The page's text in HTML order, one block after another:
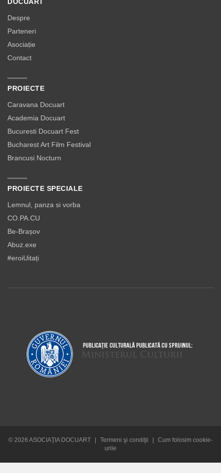
DOCUART
Despre
Parteneri
Asociație
Contact
PROIECTE
Caravana Docuart
Academia Docuart
Bucuresti Docuart Fest
Bucharest Art Film Festival
Brancusi Nocturn
PROIECTE SPECIALE
Lemnul, panza si vorba
CO.PA.CU
Be-Brașov
Abuz.exe
#eroiUitați
© 2026 ASOCIAŢIA DOCUART Termeni şi condiţii
Cum folosim cookie-
urile